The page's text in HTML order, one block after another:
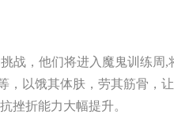
战，他们将进入魔鬼训练周
，以饿其体肤，劳其筋骨，
挫折能力大幅提升。